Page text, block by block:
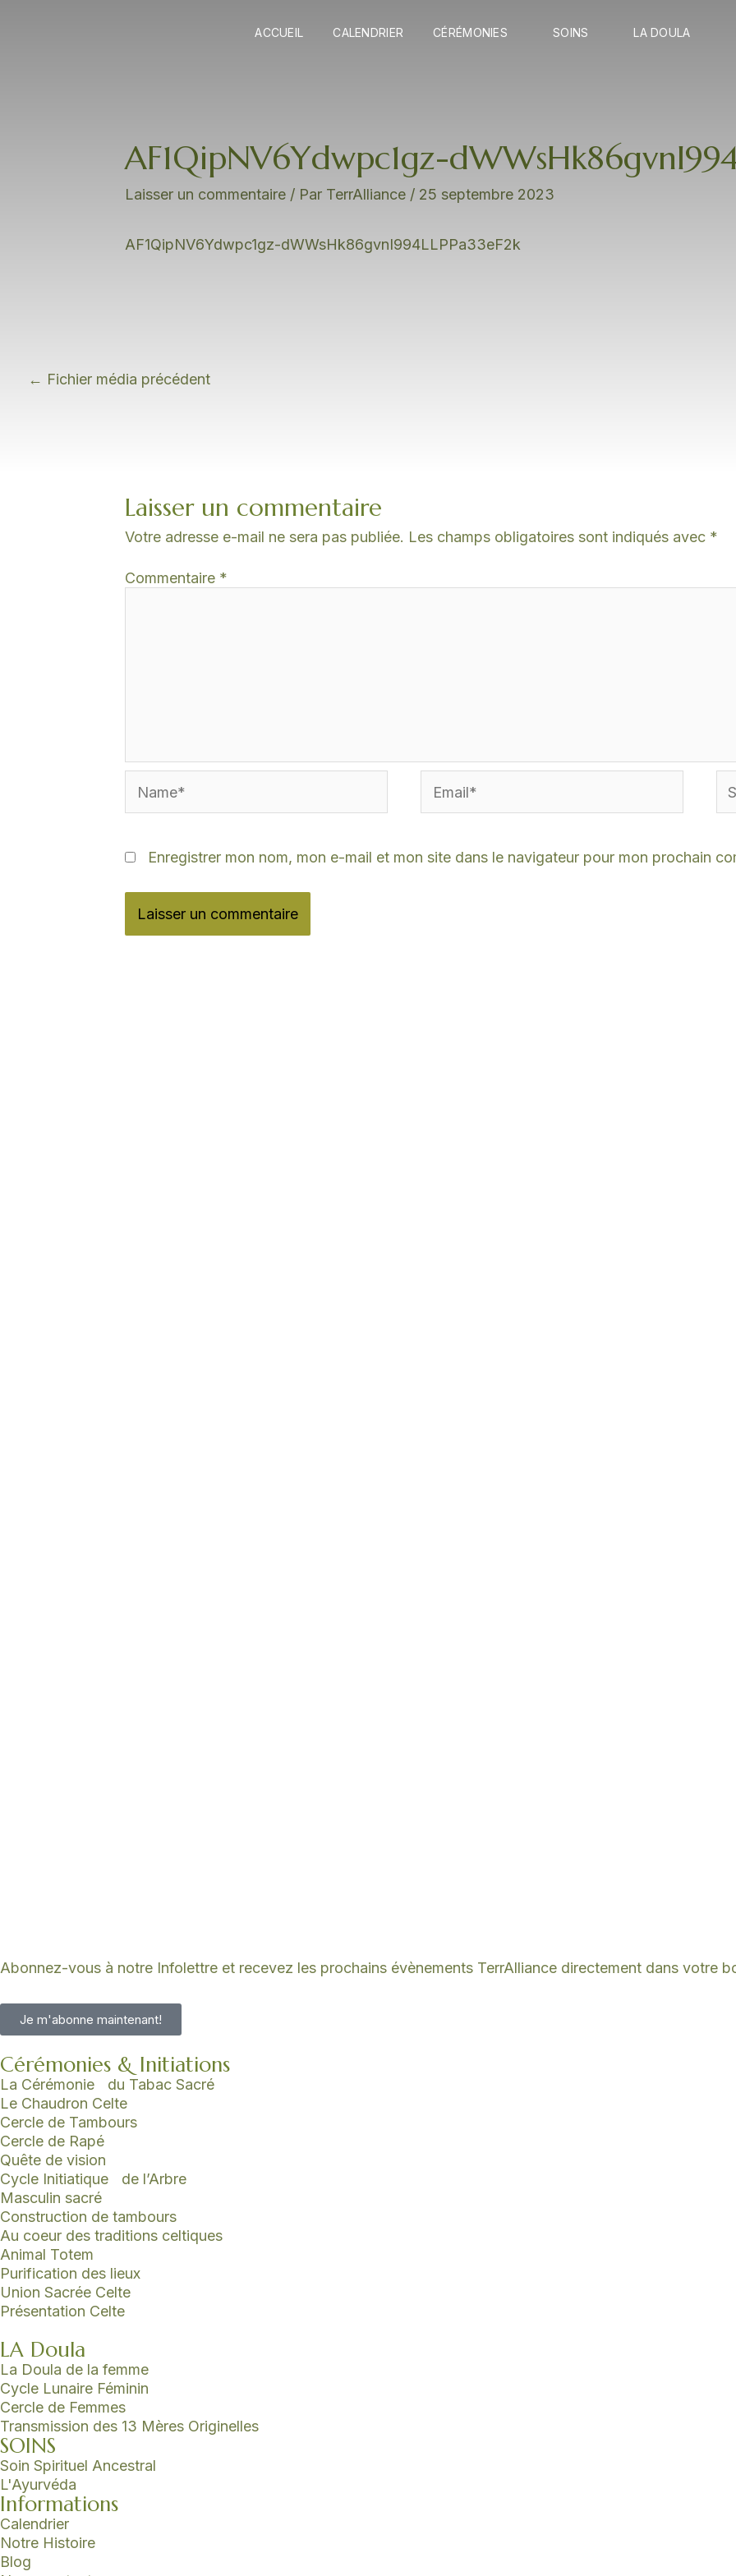
ACCUEIL CALENDRIER CÉRÉMONIES Ouvrir Cérémonies
SOINS Ouvrir Soins
LA DOULA
AF1QipNV6Ydwpc1gz-
Laisser un commentaire / Par TerrAlliance / 25 septembre 2023
AF1QipNV6Ydwpc1gz-dWWsHk86gvnI994LLPPa33eF2k
← Fichier média précédent
Laisser un commentaire
Votre adresse e-mail ne sera pas publiée. Les champs obligatoires sont indiqués avec *
Commentaire *
Enregistrer mon nom, mon e-mail et mon site dans le navigateur pour mon prochain
Abonnez-vous à notre Infolettre et recevez les prochains évènements TerrAlliance directement dans votre
Je m'abonne maintenant!
Cérémonies & Initiations
La Cérémonie du Tabac Sacré
Le Chaudron Celte
Cercle de Tambours
Cercle de Rapé
Quête de vision
Cycle Initiatique de l’Arbre
Masculin sacré
Construction de tambours
Au coeur des traditions celtiques
Animal Totem
Purification des lieux
Union Sacrée Celte
Présentation Celte
LA Doula
La Doula de la femme
Cycle Lunaire Féminin
Cercle de Femmes
Transmission des 13 Mères Originelles
SOINS
Soin Spirituel Ancestral
L'Ayurvéda
Informations
Calendrier
Notre Histoire
Blog